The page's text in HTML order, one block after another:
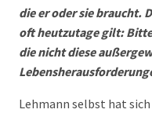
die er oder sie braucht.
oft heutzutage gilt:
die nicht diese
Lehmann selbst hat